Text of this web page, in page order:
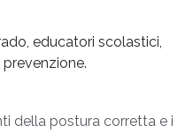
educatori scolastici,
della postura corretta e i